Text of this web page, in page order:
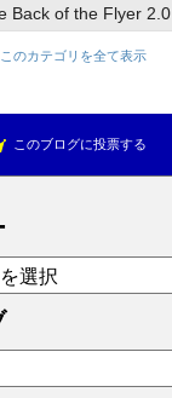
Back of the Flyer 2.0
このカテゴリを全て表示
このブログに投票する